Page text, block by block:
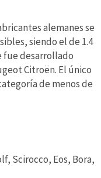
alemanes se
siendo el de 1.4
fue desarrollado
Citroën. El único
de menos de
Scirocco, Eos, Bora,